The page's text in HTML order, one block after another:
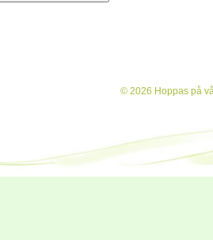
© 2026 Hoppas på